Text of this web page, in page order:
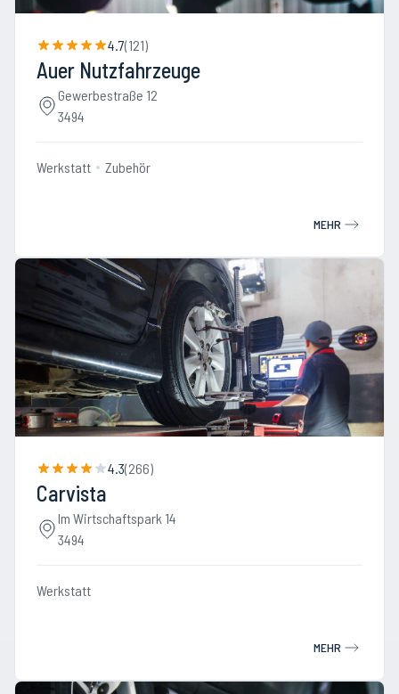
4.7(121)
Auer Nutzfahrzeuge
Gewerbestraße 12
3494
Werkstatt Zubehör
MEHR
4.3(266)
Carvista
Im Wirtschaftspark 14
3494
Werkstatt
MEHR